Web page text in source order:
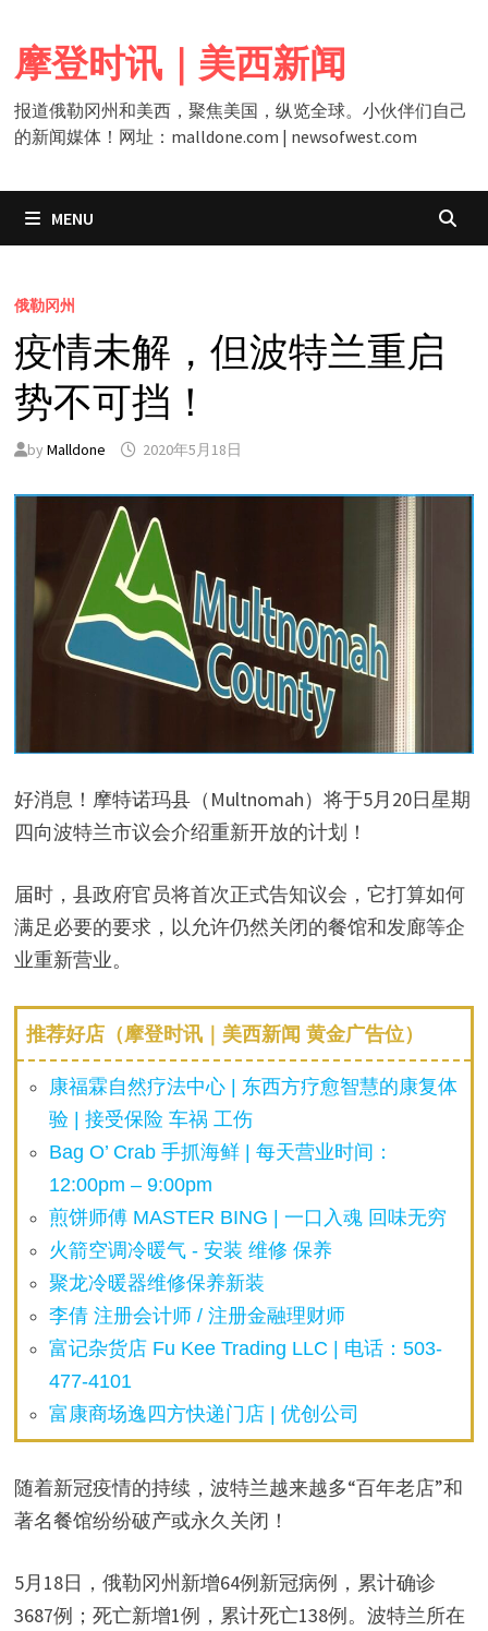
content
摩登时讯｜美西新闻
报道俄勒冈州和美西，聚焦美国，纵览全球。小伙伴们自己
的新闻媒体！网址：malldone.com | newsofwest.com
MENU
俄勒冈州
疫情未解，但波特兰重启
势不可挡！
by Malldone 2020年5月18日
好消息！摩特诺玛县（Multnomah）将于5月20日星期
四向波特兰市议会介绍重新开放的计划！
届时，县政府官员将首次正式告知议会，它打算如何
满足必要的要求，以允许仍然关闭的餐馆和发廊等企
业重新营业。
推荐好店（摩登时讯｜美西新闻 黄金广告位）
康福霖自然疗法中心 | 东西方疗愈智慧的康复体
验 | 接受保险 车祸 工伤
Bag O’ Crab 手抓海鲜 | 每天营业时间：
12:00pm – 9:00pm
煎饼师傅 MASTER BING | 一口入魂 回味无穷
火箭空调冷暖气 - 安装 维修 保养
聚龙冷暖器维修保养新装
李倩 注册会计师 / 注册金融理财师
富记杂货店 Fu Kee Trading LLC | 电话：503-
477-4101
富康商场逸四方快递门店 | 优创公司
随着新冠疫情的持续，波特兰越来越多“百年老店”和
著名餐馆纷纷破产或永久关闭！
5月18日，俄勒冈州新增64例新冠病例，累计确诊
3687例；死亡新增1例，累计死亡138例。波特兰所在